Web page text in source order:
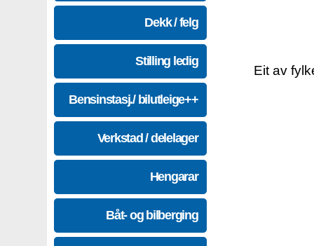
Dekk / felg
Stilling ledig
Bensinstasj./ bilutleige++
Verkstad / delelager
Hengarar
Båt- og bilberging
Eit av